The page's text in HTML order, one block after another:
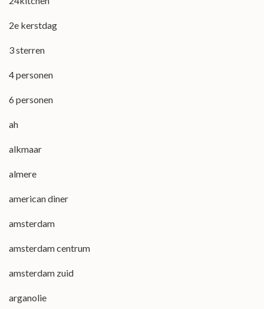
2e kerstdag
3 sterren
4 personen
6 personen
ah
alkmaar
almere
american diner
amsterdam
amsterdam centrum
amsterdam zuid
arganolie